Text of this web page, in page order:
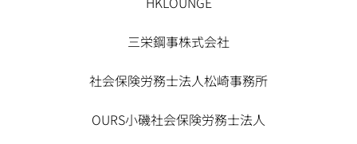
三栄鋼事株式会社
社会保険労務士法人松崎事務所
OURS小磯社会保険労務士法人